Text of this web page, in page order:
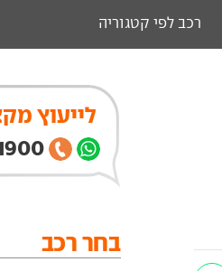
רכב לפי קטגוריה
לייעוץ
074-799-1900
בחר רכב